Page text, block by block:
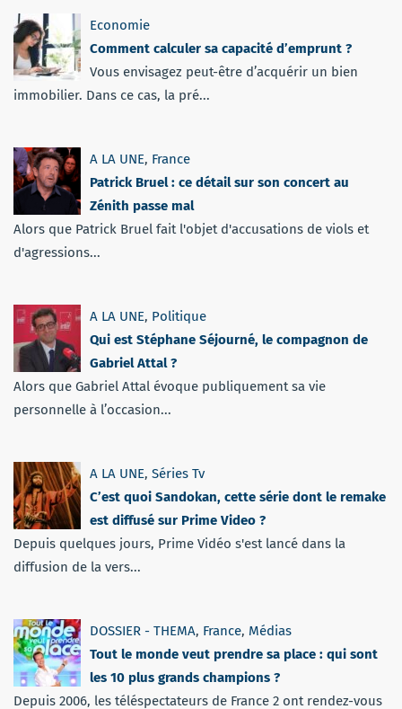
Economie
Comment calculer sa capacité d’emprunt ?
Vous envisagez peut-être d’acquérir un bien
immobilier. Dans ce cas, la pré...
A LA UNE, France
Patrick Bruel : ce détail sur son concert au
Zénith passe mal
Alors que Patrick Bruel fait l'objet d'accusations de viols et
d'agressions...
A LA UNE, Politique
Qui est Stéphane Séjourné, le compagnon de
Gabriel Attal ?
Alors que Gabriel Attal évoque publiquement sa vie
personnelle à l’occasion...
A LA UNE, Séries Tv
C’est quoi Sandokan, cette série dont le remake
est diffusé sur Prime Video ?
Depuis quelques jours, Prime Vidéo s'est lancé dans la
diffusion de la vers...
DOSSIER - THEMA, France, Médias
Tout le monde veut prendre sa place : qui sont
les 10 plus grands champions ?
Depuis 2006, les téléspectateurs de France 2 ont rendez-vous